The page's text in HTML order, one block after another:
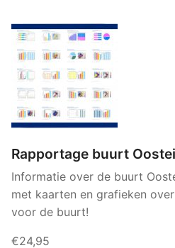
Rapportage buurt
Informatie over de buurt
met kaarten en grafieken
voor de buurt!
€24,95